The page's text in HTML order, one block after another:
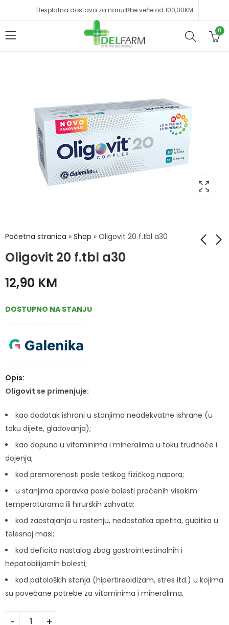
Besplatna dostava za narudžbe veće od 100,00KM
0
Početna stranica » Shop » Oligovit 20 f.tbl a30
Oligovit 20 f.tbl a30
12,90 KM
DOSTUPNO NA STANJU
Opis:
Oligovit se primenjuje:
kao dodatak ishrani u stanjima neadekvatne ishrane (u
toku dijete, gladovanja);
kao dopuna u vitaminima i mineralima u toku trudnoće i
dojenja;
kod premorenosti posle teškog fizičkog napora;
u stanjima oporavka posle bolesti praćenih visokim
temperaturama ili hirurških zahvata;
kod zaostajanja u rastenju, nedostatka apetita, gubitka u
telesnoj masi;
kod deficita nastalog zbog gastrointestinalnih i
hepatobilijarnih bolesti;
kod patoloških stanja (hipertireoidizam, stres itd.) u kojima
su povećane potrebe za vitaminima i mineralima.